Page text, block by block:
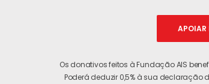
APOIAR
Os donativos feitos à Fundação AIS
Poderá deduzir 0,5% à sua declaração